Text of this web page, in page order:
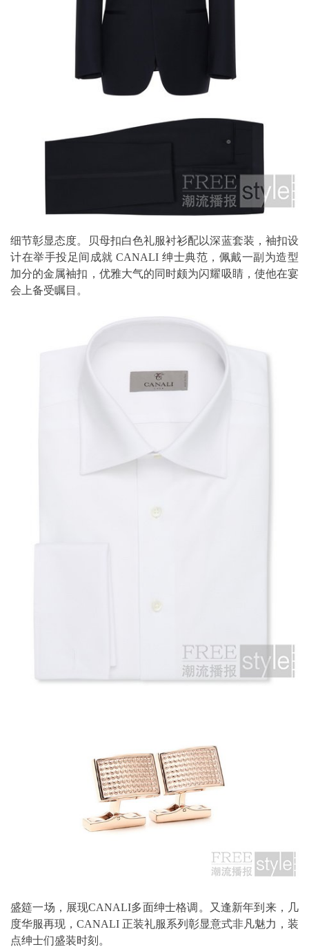
细节彰显态度。贝母扣白色礼服衬衫配以深蓝套装，袖扣设
计在举手投足间成就 CANALI 绅士典范，佩戴一副为造型
加分的金属袖扣，优雅大气的同时颇为闪耀吸睛，使他在宴
会上备受瞩目。
盛筵一场，展现CANALI多面绅士格调。又逢新年到来，几
度华服再现，CANALI 正装礼服系列彰显意式非凡魅力，装
点绅士们盛装时刻。